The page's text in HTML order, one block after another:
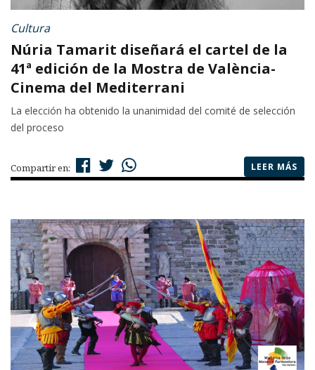
Cultura
Núria Tamarit diseñará el cartel de la
41ª edición de la Mostra de València-
Cinema del Mediterrani
La elección ha obtenido la unanimidad del comité de selección
del proceso
Compartir en: LEER MÁS